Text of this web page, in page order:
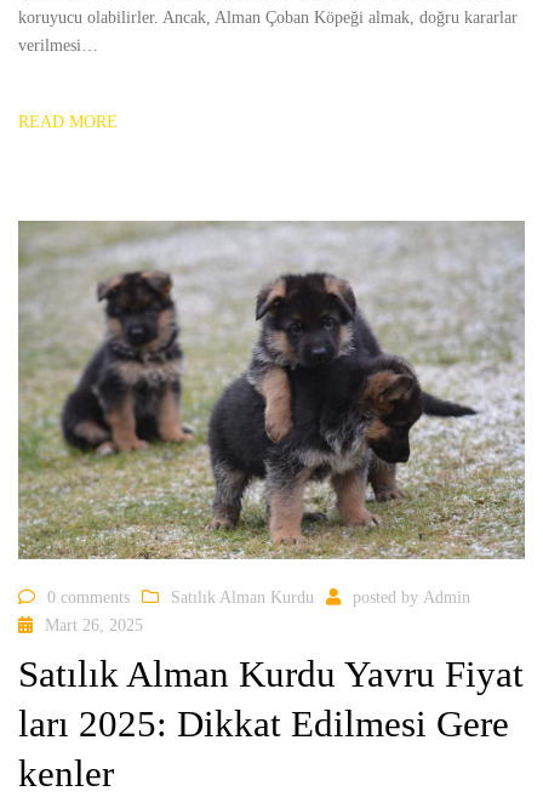
koruyucu olabilirler. Ancak, Alman Çoban Köpeği almak, doğru kararlar
verilmesi…
READ MORE
0 comments Satılık Alman Kurdu posted by Admin
Mart 26, 2025
Satılık Alman Kurdu Yavru Fiyat
ları 2025: Dikkat Edilmesi Gere
kenler